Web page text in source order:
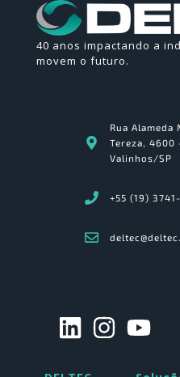
40 anos impactando a
movem o futuro.
Rua Alameda
Tereza, 4600
Valinhos/SP
+55 (19)